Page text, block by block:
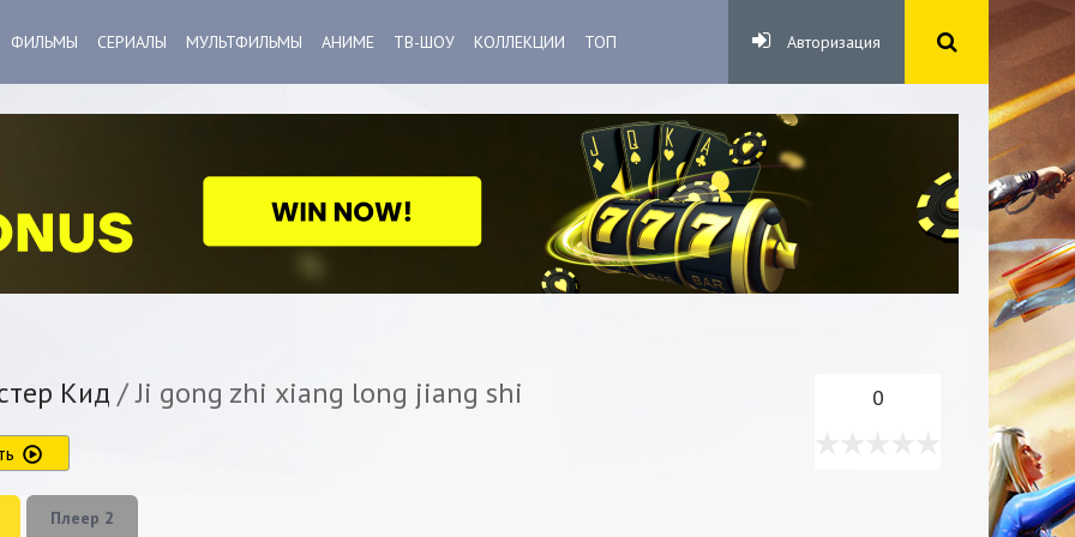
ФИЛЬМЫ СЕРИАЛЫ МУЛЬТФИЛЬМЫ АНИМЕ ТВ-ШОУ КОЛЛЕКЦИИ ТОП Авторизация
Кид / Ji gong zhi xiang long jiang shi 0
Плеер 2